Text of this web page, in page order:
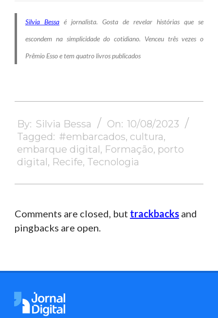
Silvia Bessa é jornalista. Gosta de revelar histórias que se
escondem na simplicidade do cotidiano. Venceu três vezes o
Prêmio Esso e tem quatro livros publicados
08-
10
By: Silvia Bessa On: 10/08/2023
Tagged: #embarcados, cultura,
embarque digital, Formação, porto
digital, Recife, Tecnologia
Comments are closed, but trackbacks and
pingbacks are open.